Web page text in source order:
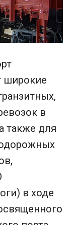
широкие
в
также для
в ходе